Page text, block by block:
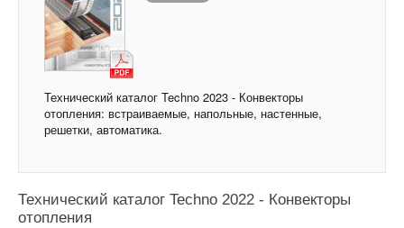
Технический каталог Techno 2023 - Конвекторы
отопления: встраиваемые, напольные, настенные,
решетки, автоматика.
Технический каталог Techno 2022 - Конвекторы
отопления